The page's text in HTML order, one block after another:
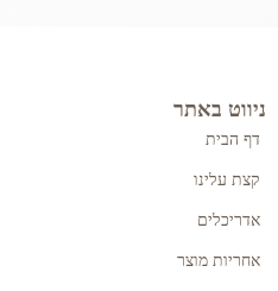
ניווט באתר
דף הבית
קצת עלינו
אדריכלים
אחריות מוצר